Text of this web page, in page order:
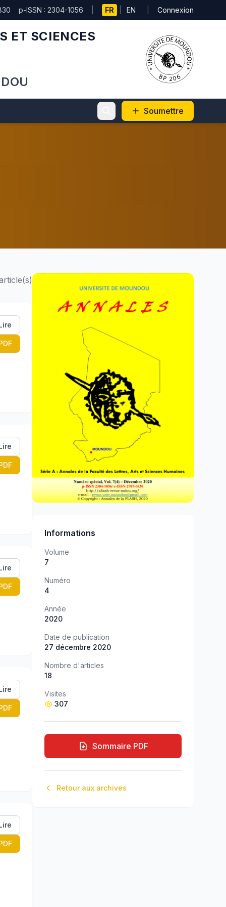
p-ISSN : 2304-1056 FR EN Connexion
ET SCIENCES
Soumettre
Informations
Volume
7
Numéro
4
Année
2020
Date de publication
27 décembre 2020
Nombre d'articles
18
Visites
307
Sommaire PDF
Retour aux archives